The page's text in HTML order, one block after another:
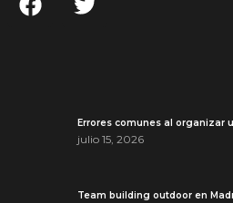
Errores comunes al organizar
julio 15, 2026
Team building outdoor en